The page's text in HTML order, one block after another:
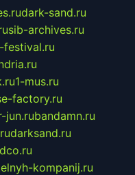
dark-sand.ru
sib-archives.ru
festival.ru
1-mus.ru
factory.ru
jun.rubandamn.ru
darksand.ru
kompanij.ru